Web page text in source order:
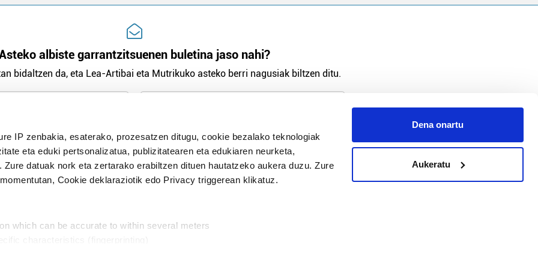
IP zenbakia, esaterako, prozesatzen ditugu, cookie bezalako teknologiak
eta eduki pertsonalizatua, publizitatearen eta edukiaren neurketa,
datuak nork eta zertarako erabiltzen dituen hautatzeko aukera duzu. Zure
Cookie deklaraziotik edo Privacy triggerean klikatuz.
which can be accurate to within several meters
Dena onartu
Aukeratu
albiste garrantzitsuenen buletina jaso nahi?
bidaltzen da, eta Lea-Artibai eta Mutrikuko asteko berri nagusiak biltzen ditu.
Harpidetu
modu librean kontatzea da gure eginkizuna. Horretarako zure ekarpena